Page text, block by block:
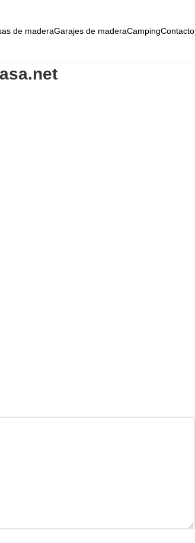
de maderaGarajes de maderaCampingContacto